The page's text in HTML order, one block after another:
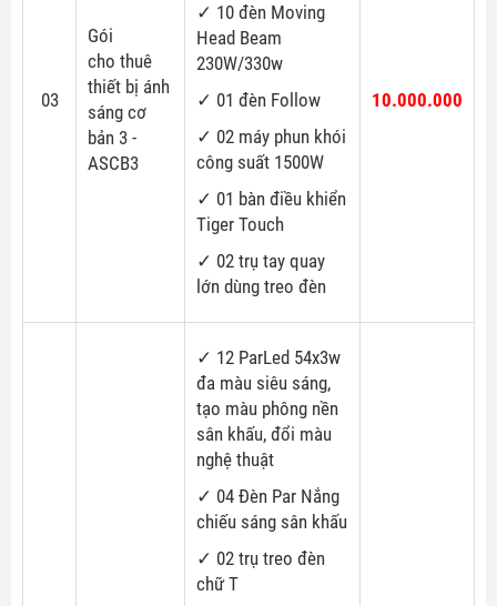
03
Gói
cho thuê
thiết bị ánh
sáng cơ
bản 3 -
ASCB3
✓ 10 đèn Moving
Head Beam
230W/330w
✓ 01 đèn Follow
✓ 02 máy phun khói
công suất 1500W
✓ 01 bàn điều khiển
Tiger Touch
✓ 02 trụ tay quay
lớn dùng treo đèn
10.000.000
✓ 12 ParLed 54x3w
đa màu siêu sáng,
tạo màu phông nền
sân khấu, đổi màu
nghệ thuật
✓ 04 Đèn Par Nắng
chiếu sáng sân khấu
✓ 02 trụ treo đèn
chữ T